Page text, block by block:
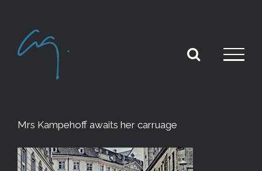
content
Mrs Kampehoff awaits her carruage